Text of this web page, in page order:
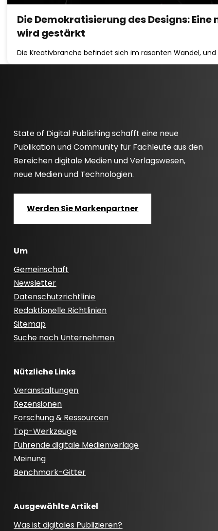
Die Demokratisierung des Designs:
wird gestärkt
Die Kreativbranche befindet sich im rasanten Wandel,
State of Digital Publishing schafft eine neue
Publikation und Community für Fachleute aus den
Bereichen digitale Medien und Verlagswesen,
neue Medien und Technologien.
Werden Sie Markenpartner
Um
Gemeinschaft
Newsletter
Datenschutzrichtlinie
Redaktionelle Richtlinien
Sitemap
Suche nach Unternehmen
Nützliche Links
Veranstaltungen
Rezensionen
Forschung & Ressourcen
Top-Werkzeuge
Führende digitale Medienverlage
Meinung
Benchmark-Gitter
Ausgewählte Artikel
Was ist digitales Publizieren?